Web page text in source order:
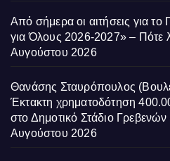
Από σήμερα οι αιτήσεις για
για Όλους 2026-2027» – Πότε
Αυγούστου 2026
Θανάσης Σταυρόπουλος
Έκτακτη χρηματοδότηση
στο Δημοτικό Στάδιο
Αυγούστου 2026